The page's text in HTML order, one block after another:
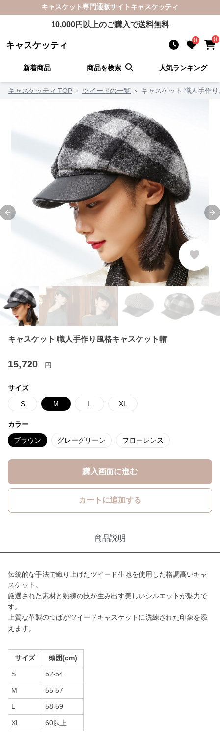
キャスケット専門通販サイト キャスケッティ
10,000円以上のご購入で送料無料
キャスケッティ 0 0
新着商品 商品を検索 人気ランキング
キャスケッティ TOP › ツイードの一覧 › キャスケット 職人手作
Previous slide
キャスケット 職人手作り風格キャスケット帽
15,720 円
サイズ
S M L XL
カラー
ブラウン グレーグリーン フローレンス
購入画面に進む
カートに追加する
商品説明
伝統的な手法で織り上げたツイード生地を使用した格調高いキャ
スケット。
厳選された素材と熟練の技が生み出す美しいシルエットが魅力で
す。
上質な革製のつばがツイードキャスケットに洗練された印象を添
えます。
サイズ 頭囲(cm)
S 52-54
M 55-57
L 58-59
XL 60以上